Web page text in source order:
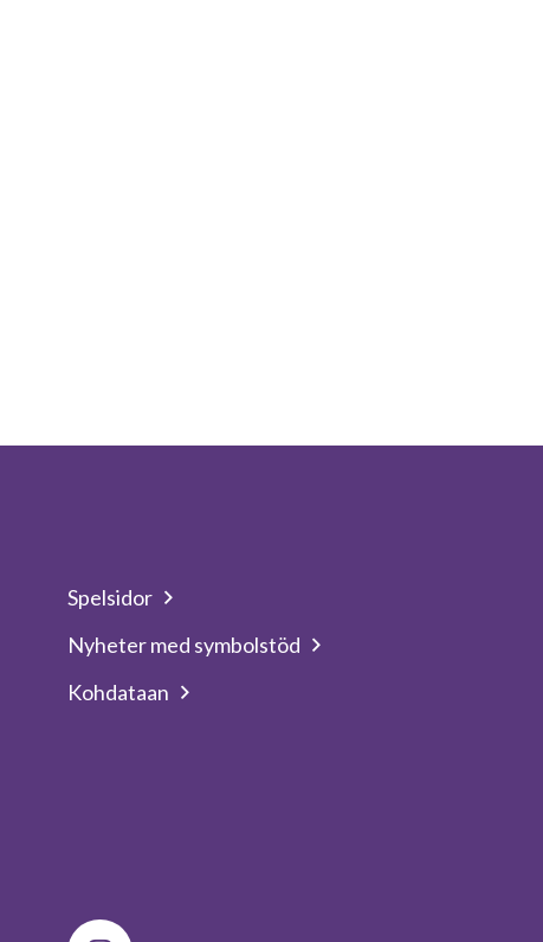
Spelsidor
Nyheter med symbolstöd
Kohdataan